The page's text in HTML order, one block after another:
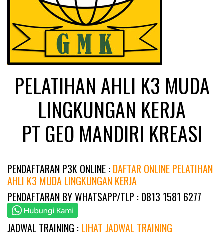
PELATIHAN AHLI K3 MUDA
LINGKUNGAN KERJA
PT GEO MANDIRI KREASI
PENDAFTARAN P3K ONLINE : DAFTAR ONLINE PELATIHAN
AHLI K3 MUDA LINGKUNGAN KERJA
PENDAFTARAN BY WHATSAPP/TLP : 0813 1581 6277
JADWAL TRAINING : LIHAT JADWAL TRAINING